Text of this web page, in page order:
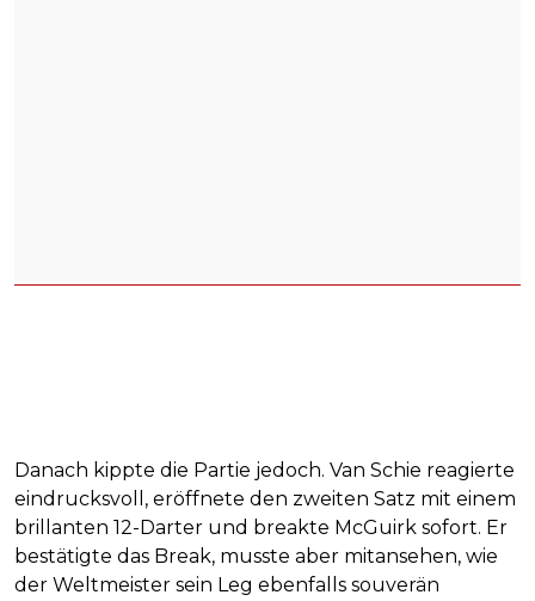
Danach kippte die Partie jedoch. Van Schie reagierte
eindrucksvoll, eröffnete den zweiten Satz mit einem
brillanten 12-Darter und breakte McGuirk sofort. Er
bestätigte das Break, musste aber mitansehen, wie
der Weltmeister sein Leg ebenfalls souverän